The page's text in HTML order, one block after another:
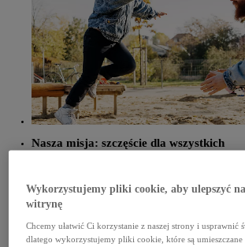
Nasza misja: szczęście dla wszystkich
wytwarzanie pojazdów i produkować „szczęście dla wszystkich”.
rozwija, zwłaszcza w takich dziedzinach, jak elektryfikacja i
tworzy coraz lepsze samochody. Pracuje też nad rozwiązaniami w
wszystkim życie.
Nasza wizja: tworzenie mobilności dla
Wykorzystujemy pliki cookie, aby ulepszyć
witrynę
Chcemy ułatwić Ci korzystanie z naszej strony i usprawnić
dlatego wykorzystujemy pliki cookie, które są umieszczane